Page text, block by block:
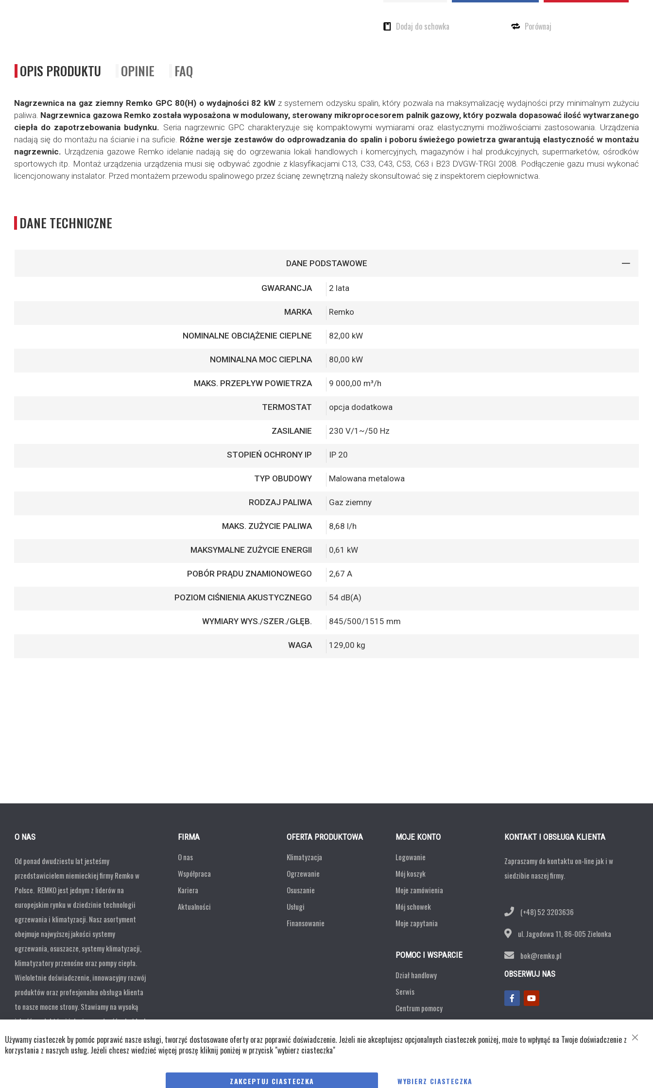
Dodaj do schowka Porównaj
OPIS PRODUKTU OPINIE FAQ
Nagrzewnica na gaz ziemny Remko GPC 80(H) o wydajności 82 kWz systemem odzysku spalin, który pozwala na maksymalizację wydajności przy minimalnym zużyciu
paliwa. Nagrzewnica gazowa Remko została wyposażona w modulowany, sterowany mikroprocesorem palnik gazowy, który pozwala dopasować ilość wytwarzanego
ciepła do zapotrzebowania budynku. Seria nagrzewnic GPC charakteryzuje się kompaktowymi wymiarami oraz elastycznymi możliwościami zastosowania. Urządzenia
nadają się do montażu na ścianie i na suficie. Różne wersje zestawów do odprowadzania do spalin i poboru świeżego powietrza gwarantują elastyczność w montażu
nagrzewnic. Urządzenia gazowe Remko idelanie nadają się do ogrzewania lokali handlowych i komercyjnych, magazynów i hal produkcyjnych, supermarketów, ośrodków
sportowych itp.
Montaż urządzenia urządzenia musi się odbywać zgodnie z klasyfikacjami C13, C33, C43, C53, C63 i B23 DVGW-TRGI 2008. Podłączenie gazu musi wykonać
licencjonowany instalator. Przed montażem przewodu spalinowego przez ścianę zewnętrzną należy skonsultować się z inspektorem ciepłownictwa.
DANE TECHNICZNE
DANE PODSTAWOWE
GWARANCJA 2 lata
MARKA Remko
NOMINALNE OBCIĄŻENIE CIEPLNE 82,00 kW
NOMINALNA MOC CIEPLNA 80,00 kW
MAKS. PRZEPŁYW POWIETRZA 9 000,00 m³/h
TERMOSTAT opcja dodatkowa
ZASILANIE 230 V/1~/50 Hz
STOPIEŃ OCHRONY IP IP 20
TYP OBUDOWY Malowana metalowa
RODZAJ PALIWA Gaz ziemny
MAKS. ZUŻYCIE PALIWA 8,68 l/h
MAKSYMALNE ZUŻYCIE ENERGII 0,61 kW
POBÓR PRĄDU ZNAMIONOWEGO 2,67 A
POZIOM CIŚNIENIA AKUSTYCZNEGO 54 dB(A)
WYMIARY WYS./SZER./GŁĘB. 845/500/1515 mm
WAGA 129,00 kg
O NAS
Od ponad dwudziestu lat jesteśmy
przedstawicielem niemieckiej firmy Remko w
Polsce. REMKO jest jednym z liderów na
europejskim rynku w dziedzinie technologii
ogrzewania i klimatyzacji. Nasz asortyment
obejmuje najwyższej jakości systemy
ogrzewania, osuszacze, systemy klimatyzacji,
klimatyzatory przenośne oraz pompy ciepła.
Wieloletnie doświadczenie, innowacyjny rozwój
produktów oraz profesjonalna obsługa klienta
to nasze mocne strony. Stawiamy na wysoką
jakość produktów i ich niezawodność w każdych
warunkach.
FIRMA
O nas
Współpraca
Kariera
Aktualności
OFERTA PRODUKTOWA
Klimatyzacja
Ogrzewanie
Osuszanie
Usługi
Finansowanie
MOJE KONTO
Logowanie
Mój koszyk
Moje zamówienia
Mój schowek
Moje zapytania
POMOC I WSPARCIE
Dział handlowy
Serwis
Centrum pomocy
Zwroty
KONTAKT I OBSŁUGA KLIENTA
Zapraszamy do kontaktu on-line jak i w
siedzibie naszej firmy.
(+48) 52 3203636
ul. Jagodowa 11, 86-005 Zielonka
bok@remko.pl
OBSERWUJ NAS
Polityka cookies Polityka prywatności
CLOSE
Używamy ciasteczek by pomóc poprawić nasze usługi, tworzyć dostosowane oferty oraz poprawić doświadczenie. Jeżeli nie akceptujesz opcjonalnych ciasteczek poniżej, może to wpłynąć na Twoje doświadczenie z
korzystania z naszych usług. Jeżeli chcesz wiedzieć więcej proszę kliknij poniżej w przycisk "wybierz ciasteczka"
ZAKCEPTUJ CIASTECZKA WYBIERZ CIASTECZKA